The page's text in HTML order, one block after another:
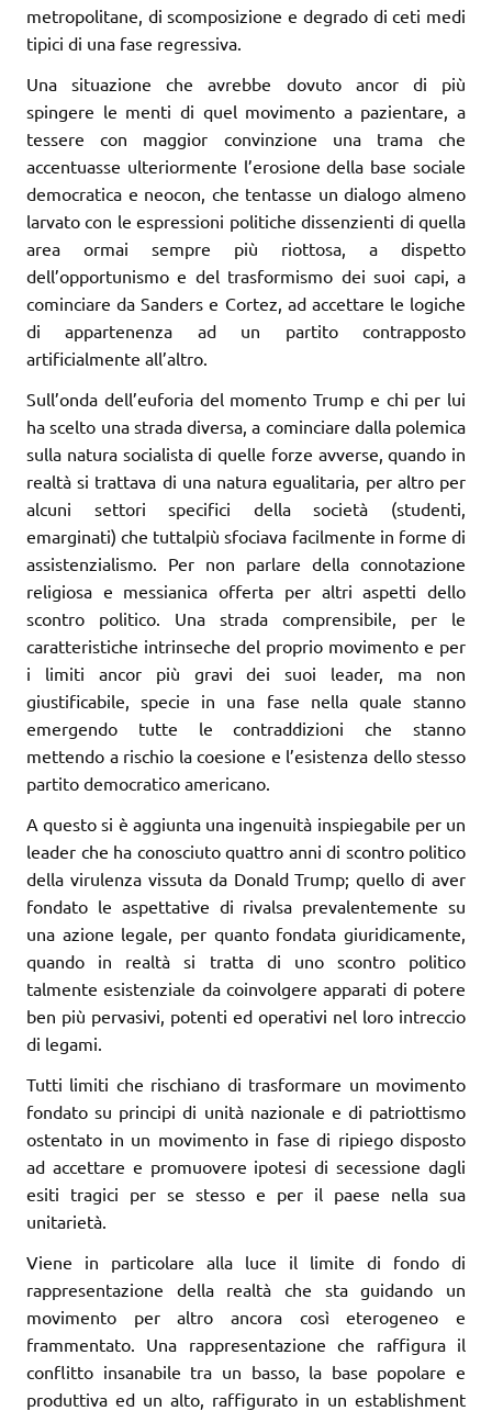
metropolitane, di scomposizione e degrado di ceti medi
tipici di una fase regressiva.
Una situazione che avrebbe dovuto ancor di più
spingere le menti di quel movimento a pazientare, a
tessere con maggior convinzione una trama che
accentuasse ulteriormente l’erosione della base sociale
democratica e neocon, che tentasse un dialogo almeno
larvato con le espressioni politiche dissenzienti di quella
area ormai sempre più riottosa, a dispetto
dell’opportunismo e del trasformismo dei suoi capi, a
cominciare da Sanders e Cortez, ad accettare le logiche
di appartenenza ad un partito contrapposto
artificialmente all’altro.
Sull’onda dell’euforia del momento Trump e chi per lui
ha scelto una strada diversa, a cominciare dalla polemica
sulla natura socialista di quelle forze avverse, quando in
realtà si trattava di una natura egualitaria, per altro per
alcuni settori specifici della società (studenti,
emarginati) che tuttalpiù sfociava facilmente in forme di
assistenzialismo. Per non parlare della connotazione
religiosa e messianica offerta per altri aspetti dello
scontro politico. Una strada comprensibile, per le
caratteristiche intrinseche del proprio movimento e per
i limiti ancor più gravi dei suoi leader, ma non
giustificabile, specie in una fase nella quale stanno
emergendo tutte le contraddizioni che stanno
mettendo a rischio la coesione e l’esistenza dello stesso
partito democratico americano.
A questo si è aggiunta una ingenuità inspiegabile per un
leader che ha conosciuto quattro anni di scontro politico
della virulenza vissuta da Donald Trump; quello di aver
fondato le aspettative di rivalsa prevalentemente su
una azione legale, per quanto fondata giuridicamente,
quando in realtà si tratta di uno scontro politico
talmente esistenziale da coinvolgere apparati di potere
ben più pervasivi, potenti ed operativi nel loro intreccio
di legami.
Tutti limiti che rischiano di trasformare un movimento
fondato su principi di unità nazionale e di patriottismo
ostentato in un movimento in fase di ripiego disposto
ad accettare e promuovere ipotesi di secessione dagli
esiti tragici per se stesso e per il paese nella sua
unitarietà.
Viene in particolare alla luce il limite di fondo di
rappresentazione della realtà che sta guidando un
movimento per altro ancora così eterogeneo e
frammentato. Una rappresentazione che raffigura il
conflitto insanabile tra un basso, la base popolare e
produttiva ed un alto, raffigurato in un establishment